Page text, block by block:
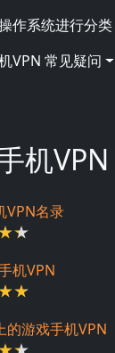
作系统进行分类
VPN 常见疑问
机VPN
VPN名录
机VPN
的游戏手机VPN